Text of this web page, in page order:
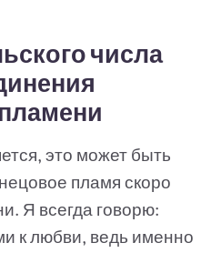
числа
это может быть
пламя скоро
Я всегда говорю:
к любви, ведь именно